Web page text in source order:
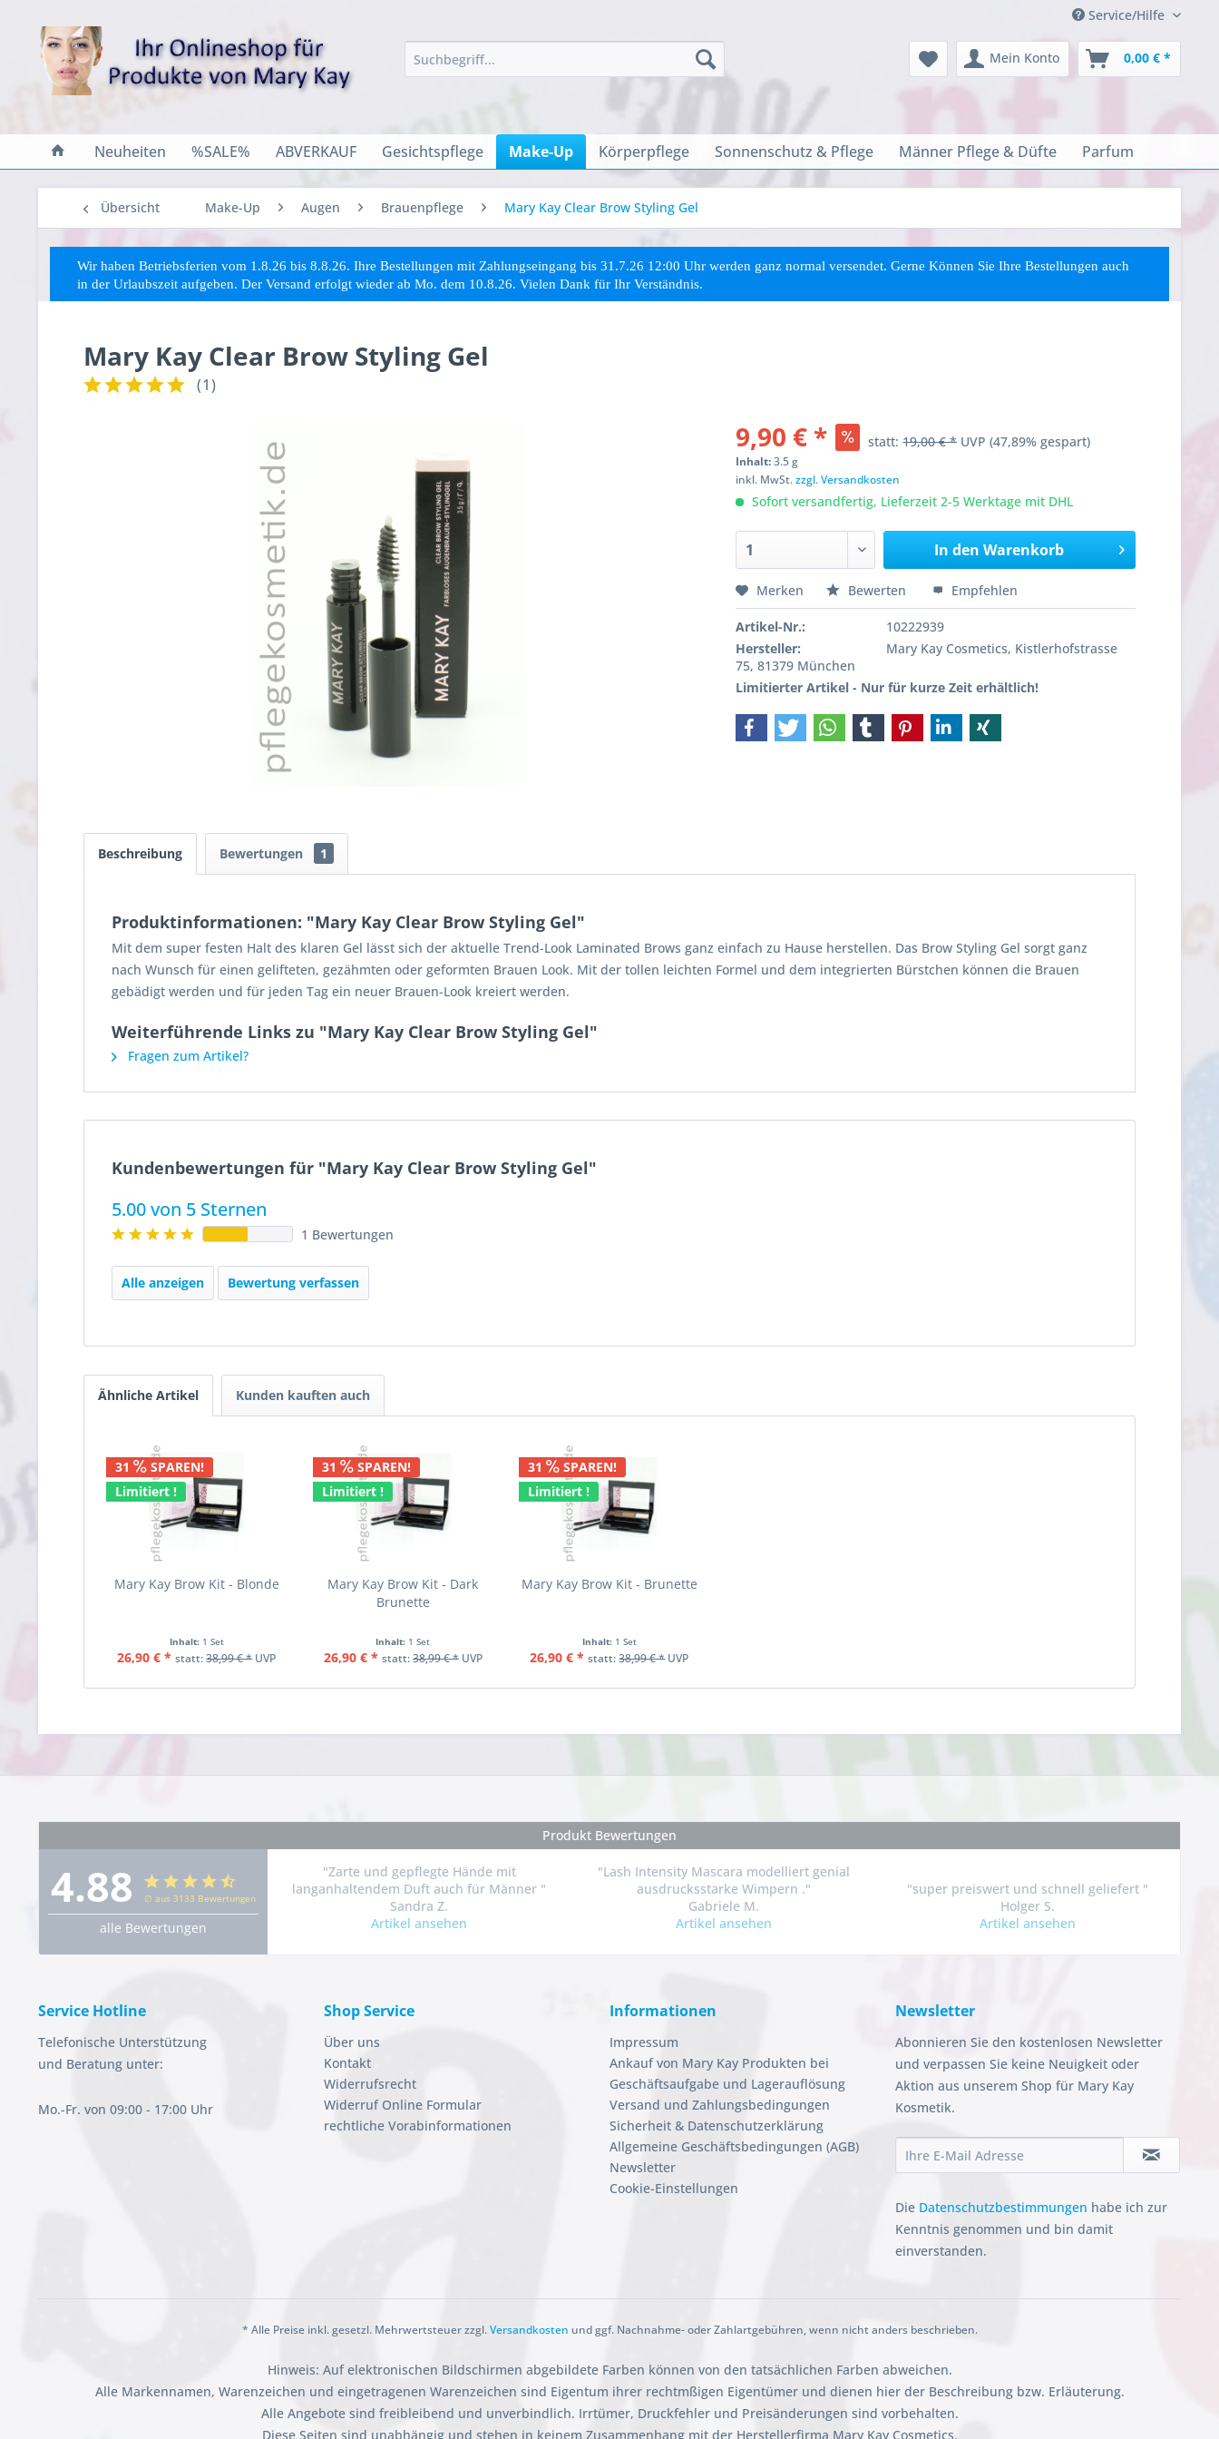
Service/Hilfe
Mein Konto 0,00 € *
Neuheiten %SALE% ABVERKAUF Gesichtspflege Make-Up Körperpflege Sonnenschutz & Pflege Männer Pflege & Düfte Parfum
Übersicht Make-Up Augen Brauenpflege Mary Kay Clear Brow Styling Gel
Wir haben Betriebsferien vom 1.8.26 bis 8.8.26. Ihre Bestellungen mit Zahlungseingang bis 31.7.26 12:00 Uhr werden ganz normal versendet. Gerne Können Sie Ihre Bestellungen auch
in der Urlaubszeit aufgeben. Der Versand erfolgt wieder ab Mo. dem 10.8.26. Vielen Dank für Ihr Verständnis.
Mary Kay Clear Brow Styling Gel
(1)
9,90 € * statt:19,00 € *UVP(47,89% gespart)
Inhalt:3.5 g
inkl. MwSt.zzgl. Versandkosten
Sofort versandfertig, Lieferzeit 2-5 Werktage mit DHL
In den Warenkorb
Merken Bewerten Empfehlen
Artikel-Nr.:
10222939
Hersteller:
Mary Kay Cosmetics, Kistlerhofstrasse
75, 81379 München
Limitierter Artikel - Nur für kurze Zeit erhältlich!
Beschreibung Bewertungen 1
Produktinformationen: "Mary Kay Clear Brow Styling Gel"
Mit dem super festen Halt des klaren Gel lässt sich der aktuelle Trend-Look Laminated Brows ganz einfach zu Hause herstellen. Das Brow Styling Gel sorgt ganz
nach Wunsch für einen gelifteten, gezähmten oder geformten Brauen Look. Mit der tollen leichten Formel und dem integrierten Bürstchen können die Brauen
gebädigt werden und für jeden Tag ein neuer Brauen-Look kreiert werden.
Weiterführende Links zu "Mary Kay Clear Brow Styling Gel"
Fragen zum Artikel?
Kundenbewertungen für "Mary Kay Clear Brow Styling Gel"
5.00 von 5 Sternen
1 Bewertungen
Alle anzeigen Bewertung verfassen
Ähnliche Artikel Kunden kauften auch
31
SPAREN!
Limitiert !
Mary Kay Brow Kit - Blonde
Inhalt: 1 Set
26,90 € * statt:38,99 € *UVP
31
SPAREN!
Limitiert !
Mary Kay Brow Kit - Dark
Brunette
Inhalt: 1 Set
26,90 € * statt:38,99 € *UVP
31
SPAREN!
Limitiert !
Mary Kay Brow Kit - Brunette
Inhalt: 1 Set
26,90 € * statt:38,99 € *UVP
Produkt Bewertungen
4.88 ∅ aus 3133 Bewertungen
alle Bewertungen
"Zarte und gepflegte Hände mit
langanhaltendem Duft auch für Männer "
Sandra Z.
Artikel ansehen
"Lash Intensity Mascara modelliert genial
ausdrucksstarke Wimpern ."
Gabriele M.
Artikel ansehen
"super preiswert und schnell geliefert "
Holger S.
Artikel ansehen
Service Hotline
Telefonische Unterstützung
und Beratung unter:
Mo.-Fr. von 09:00 - 17:00 Uhr
Shop Service
Über uns
Kontakt
Widerrufsrecht
Widerruf Online Formular
rechtliche Vorabinformationen
Informationen
Impressum
Ankauf von Mary Kay Produkten bei
Geschäftsaufgabe und Lagerauflösung
Versand und Zahlungsbedingungen
Sicherheit & Datenschutzerklärung
Allgemeine Geschäftsbedingungen (AGB)
Newsletter
Cookie-Einstellungen
Newsletter
Abonnieren Sie den kostenlosen Newsletter
und verpassen Sie keine Neuigkeit oder
Aktion aus unserem Shop für Mary Kay
Kosmetik.
Die Datenschutzbestimmungen habe ich zur
Kenntnis genommen und bin damit
einverstanden.
* Alle Preise inkl. gesetzl. Mehrwertsteuer zzgl.Versandkosten und ggf. Nachnahme- oder Zahlartgebühren, wenn nicht anders beschrieben.
Hinweis: Auf elektronischen Bildschirmen abgebildete Farben können von den tatsächlichen Farben abweichen.
Alle Markennamen, Warenzeichen und eingetragenen Warenzeichen sind Eigentum ihrer rechtmßigen Eigentümer und dienen hier der Beschreibung bzw. Erläuterung.
Alle Angebote sind freibleibend und unverbindlich. Irrtümer, Druckfehler und Preisänderungen sind vorbehalten.
Diese Seiten sind unabhängig und stehen in keinem Zusammenhang mit der Herstellerfirma Mary Kay Cosmetics.